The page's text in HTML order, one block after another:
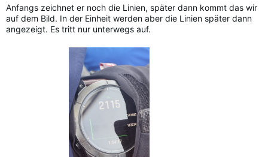
Anfangs zeichnet er noch die Linien, später dann kommt das wir
auf dem Bild. In der Einheit werden aber die Linien später dann
angezeigt. Es tritt nur unterwegs auf.